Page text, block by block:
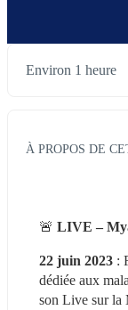
Environ 1 heure
À PROPOS DE
🚨 LIVE –
22 juin 2023 :
dédiée aux
son Live sur la